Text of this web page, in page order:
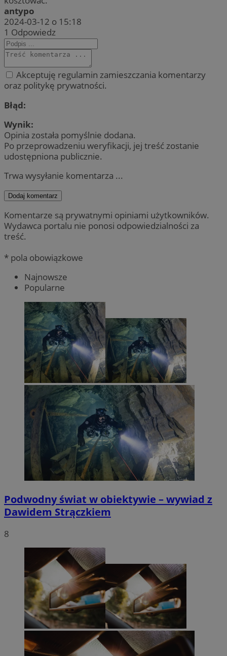
antypo
2024-03-12 o 15:18
1 Odpowiedz
Akceptuję regulamin zamieszczania komentarzy
oraz politykę prywatności.
Błąd:
Wynik:
Opinia została pomyślnie dodana.
Po przeprowadzeniu weryfikacji, jej treść zostanie
udostępniona publicznie.
Trwa wysyłanie komentarza ...
Dodaj komentarz
Komentarze są prywatnymi opiniami użytkowników.
Wydawca portalu nie ponosi odpowiedzialności za
treść.
* pola obowiązkowe
Najnowsze
Popularne
Podwodny świat w obiektywie – wywiad z
Dawidem Strączkiem
8